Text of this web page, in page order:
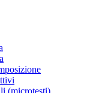
(microtesti)